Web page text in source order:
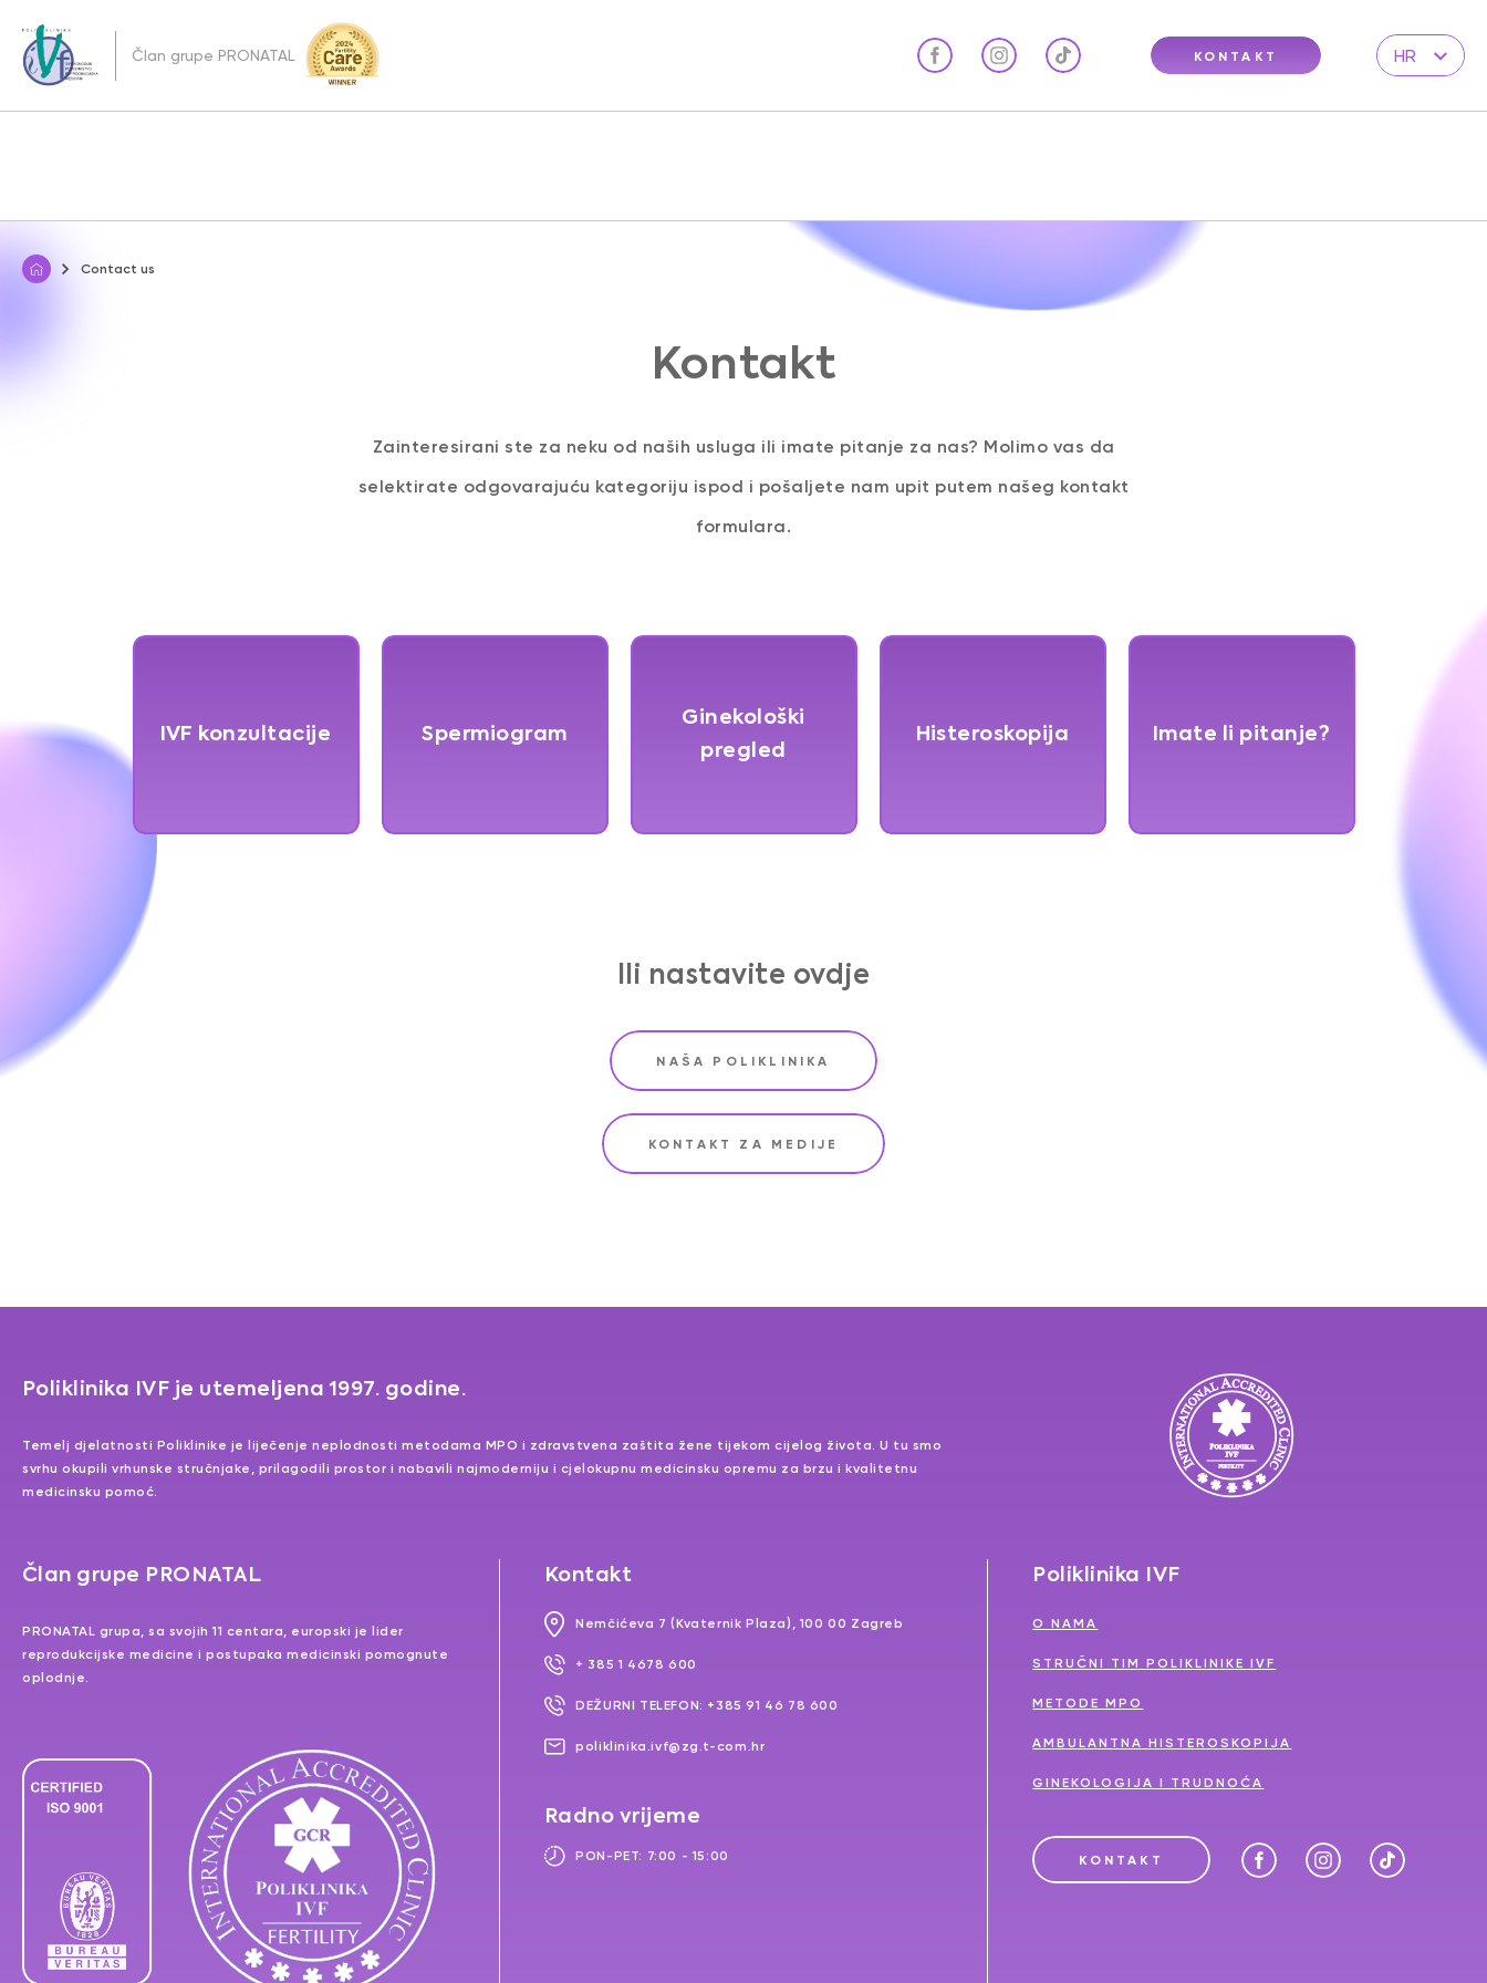
Član grupe PRONATAL KONTAKT
HR
Contact us
Kontakt
Zainteresirani ste za neku od naših usluga ili imate pitanje za nas? Molimo vas da
selektirate odgovarajuću kategoriju ispod i pošaljete nam upit putem našeg kontakt
formulara.
IVF konzultacije Spermiogram
Ginekološki
pregled
Histeroskopija Imate li pitanje?
Ili nastavite ovdje
NAŠA POLIKLINIKA
KONTAKT ZA MEDIJE
Poliklinika IVF je utemeljena 1997. godine.
Temelj djelatnosti Poliklinike je liječenje neplodnosti metodama MPO i zdravstvena zaštita žene tijekom cijelog života. U tu smo
svrhu okupili vrhunske stručnjake, prilagodili prostor i nabavili najmoderniju i cjelokupnu medicinsku opremu za brzu i kvalitetnu
medicinsku pomoć.
Član grupe PRONATAL
PRONATAL grupa, sa svojih 11 centara, europski je lider
reprodukcijske medicine i postupaka medicinski pomognute
oplodnje.
Kontakt
Nemčićeva 7 (Kvaternik Plaza), 100 00 Zagreb
+ 385 1 4678 600
DEŽURNI TELEFON: +385 91 46 78 600
poliklinika.ivf@zg.t-com.hr
Radno vrijeme
PON-PET: 7:00 - 15:00
Poliklinika IVF
O NAMA
STRUČNI TIM POLIKLINIKE IVF
METODE MPO
AMBULANTNA HISTEROSKOPIJA
GINEKOLOGIJA I TRUDNOĆA
KONTAKT